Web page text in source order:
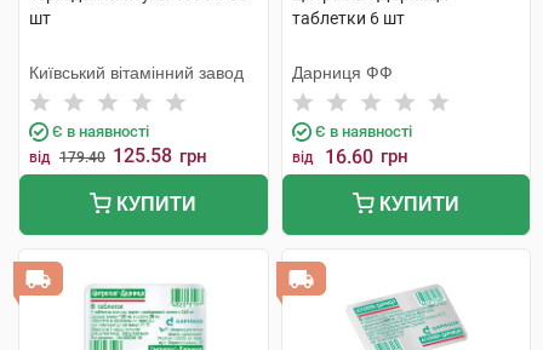
шт
Київський вітамінний завод
Є в наявності
від 179.40 125.58 грн
КУПИТИ
таблетки 6 шт
Дарниця ФФ
Є в наявності
від 16.60 грн
КУПИТИ